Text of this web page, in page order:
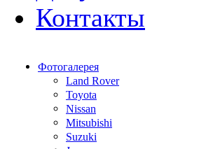
Контакты
Фотогалерея
Land Rover
Toyota
Nissan
Mitsubishi
Suzuki